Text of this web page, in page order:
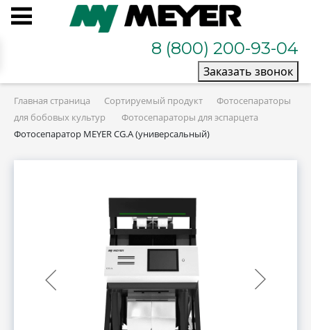
8 (800) 200-93-04
Заказать звонок
Главная страница Сортируемый продукт
Фотосепараторы
для бобовых культур
Фотосепараторы для эспарцета
Фотосепаратор MEYER CG.A (универсальный)